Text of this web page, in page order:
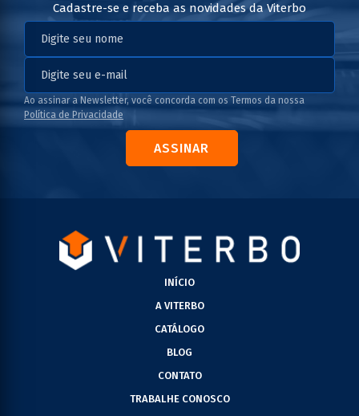
Cadastre-se e receba as novidades da Viterbo
Ao assinar a Newsletter, você concorda com os Termos da nossa
Política de Privacidade
ASSINAR
INÍCIO
A VITERBO
CATÁLOGO
BLOG
CONTATO
TRABALHE CONOSCO